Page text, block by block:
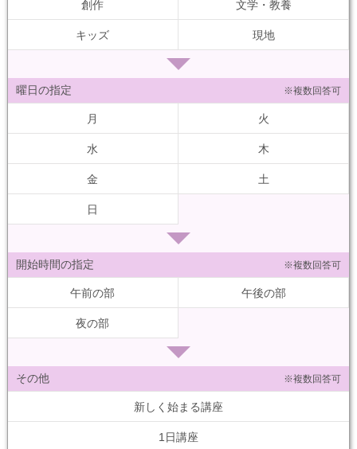
創作 文学・教養
キッズ 現地
曜日の指定 ※複数回答可
月 火
水 木
金 土
日
開始時間の指定 ※複数回答可
午前の部 午後の部
夜の部
その他 ※複数回答可
新しく始まる講座
1日講座